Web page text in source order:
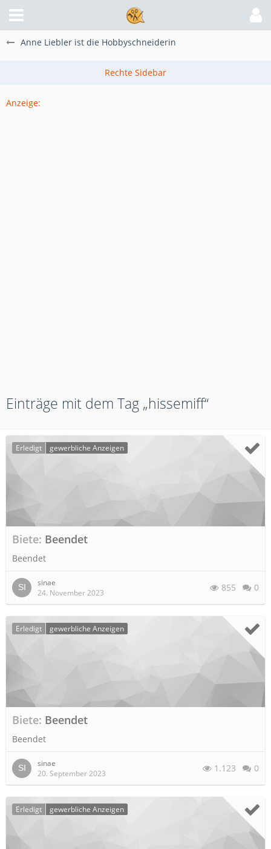
Anne Liebler ist die Hobbyschneiderin
Anzeige:
Einträge mit dem Tag „hissemiff“
Erledigt gewerbliche Anzeigen
Biete Beendet
Beendet
sinae
24. November 2023
855 0
Erledigt gewerbliche Anzeigen
Biete Beendet
Beendet
sinae
20. September 2023
1.123 0
Erledigt gewerbliche Anzeigen